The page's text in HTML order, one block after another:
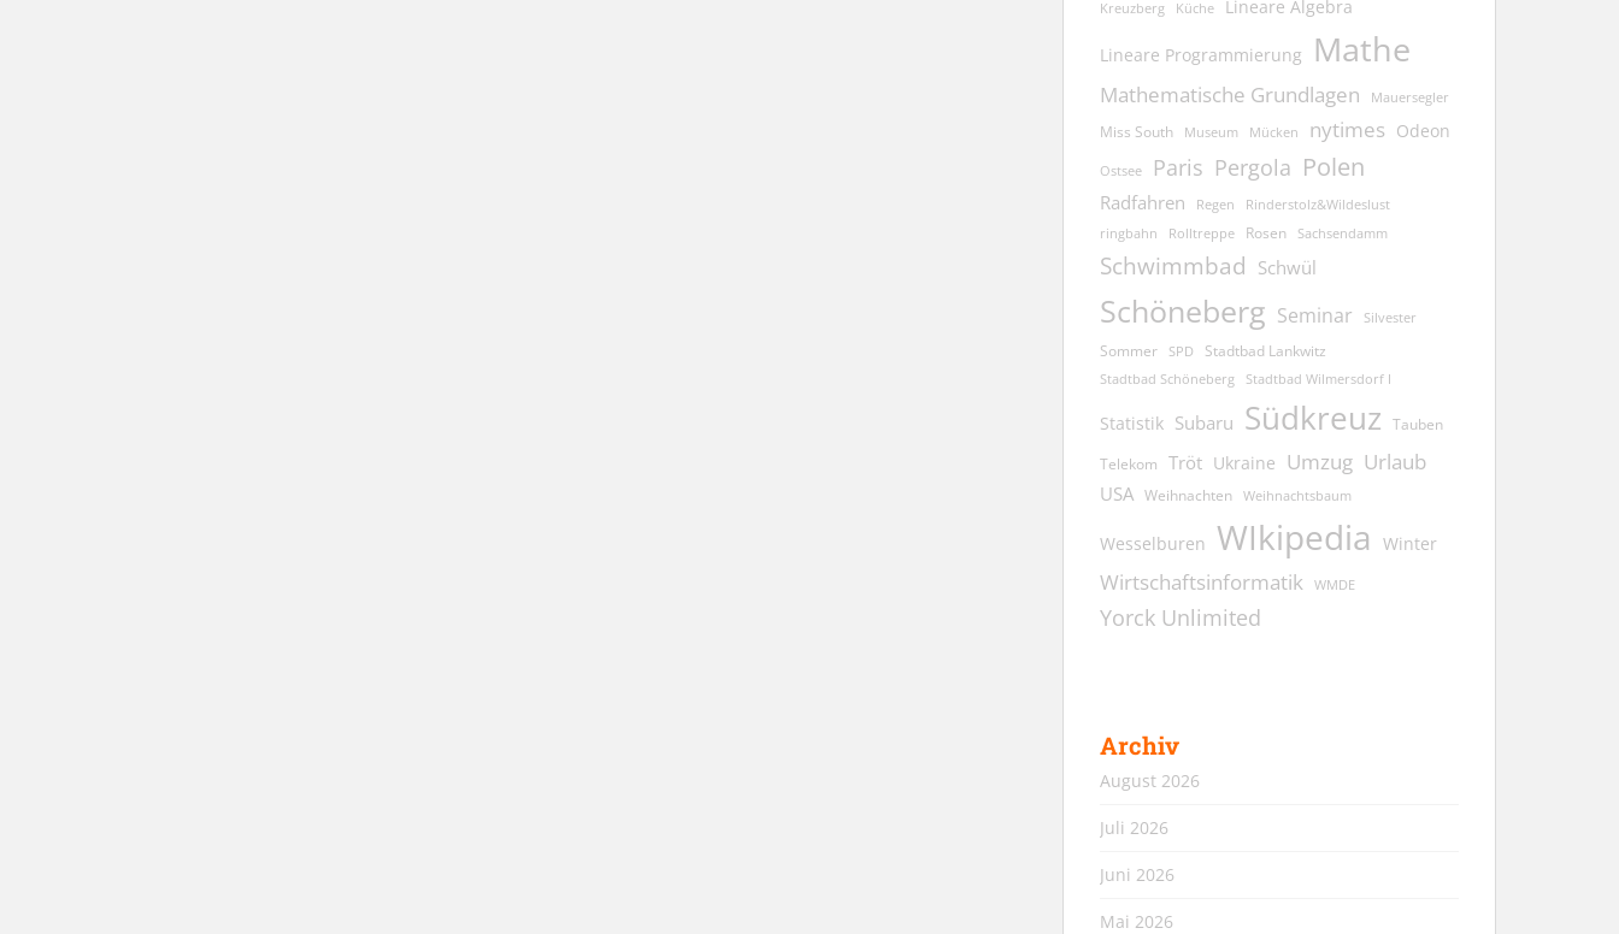
Kreuzberg Küche Lineare Algebra
Lineare Programmierung Mathe
Mathematische Grundlagen Mauersegler
Miss South Museum Mücken nytimes Odeon
Ostsee Paris Pergola Polen
Radfahren Regen Rinderstolz&Wildeslust
ringbahn Rolltreppe Rosen Sachsendamm
Schwimmbad Schwül
Schöneberg Seminar Silvester
Sommer SPD Stadtbad Lankwitz
Stadtbad Schöneberg Stadtbad Wilmersdorf I
Statistik Subaru Südkreuz Tauben
Telekom Tröt Ukraine Umzug Urlaub
USA Weihnachten Weihnachtsbaum
Wesselburen WIkipedia Winter
Wirtschaftsinformatik WMDE
Yorck Unlimited
Archiv
August 2026
Juli 2026
Juni 2026
Mai 2026